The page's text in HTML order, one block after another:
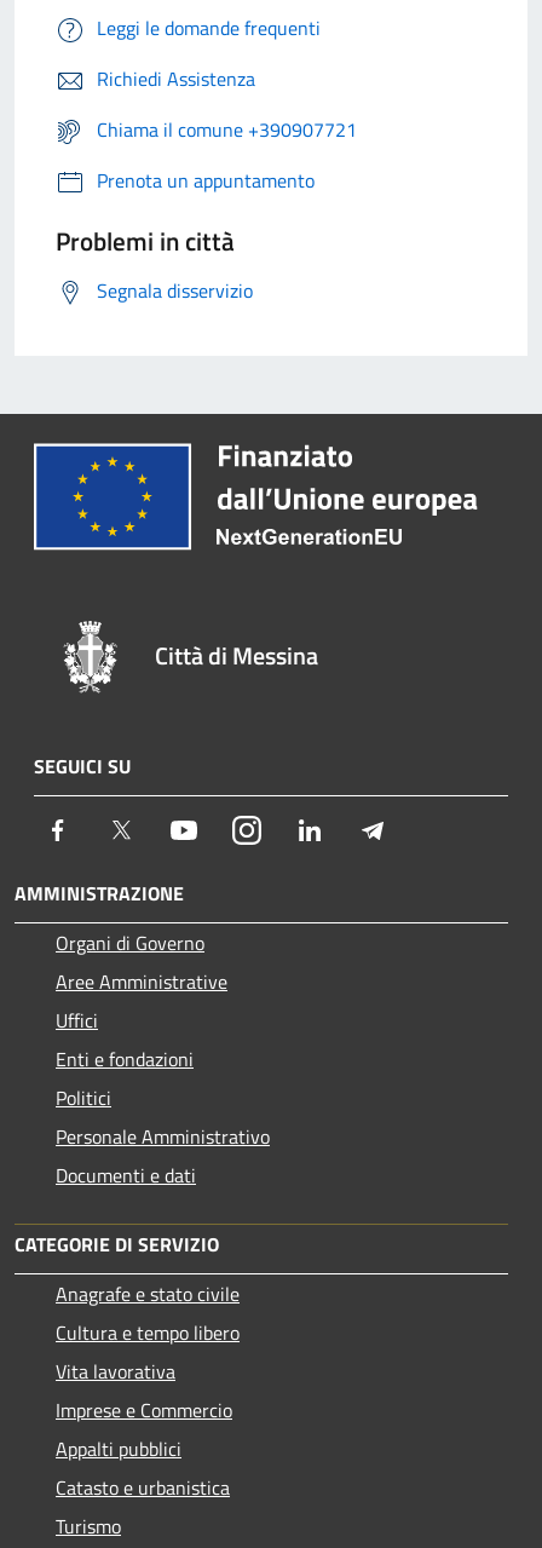
Leggi le domande frequenti
Richiedi Assistenza
Chiama il comune +390907721
Prenota un appuntamento
Problemi in città
Segnala disservizio
Città di Messina
SEGUICI SU
Facebook Twitter YoutubeInstagram LinkedIn
AMMINISTRAZIONE
Organi di Governo
Aree Amministrative
Uffici
Enti e fondazioni
Politici
Personale Amministrativo
Documenti e dati
CATEGORIE DI SERVIZIO
Anagrafe e stato civile
Cultura e tempo libero
Vita lavorativa
Imprese e Commercio
Appalti pubblici
Catasto e urbanistica
Turismo